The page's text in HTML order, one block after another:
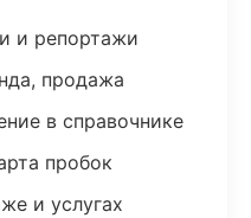
и репортажи
продажа
в справочнике
пробок
и услугах